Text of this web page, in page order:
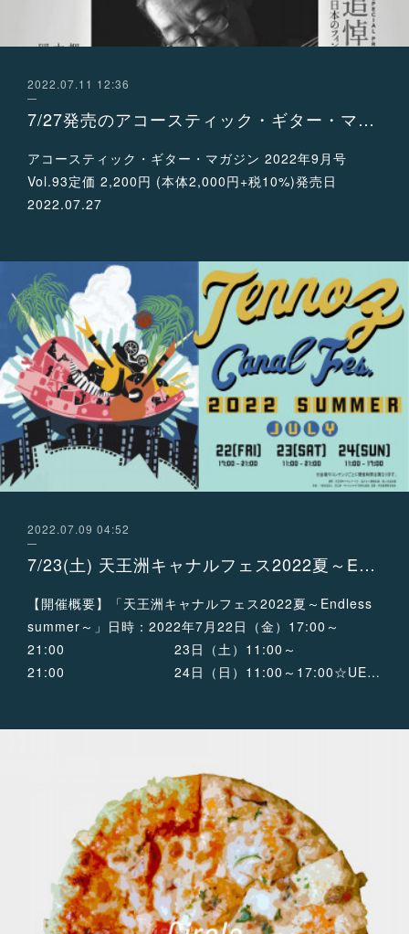
2022.07.11 12:36
7/27発売のアコースティック・ギター・マガジン 2022年9月号 Vol.93 にインタビューが掲載されます！
アコースティック・ギター・マガジン 2022年9月号
Vol.93定価 2,200円 (本体2,000円+税10%)発売日
2022.07.27
2022.07.09 04:52
7/23(土) 天王洲キャナルフェス2022夏～Endless summer～出演決定！
【開催概要】「天王洲キャナルフェス2022夏～Endless
summer～」日時：2022年7月22日（金）17:00～
21:00 23日（土）11:00～
21:00 24日（日）11:00～17:00☆UE…